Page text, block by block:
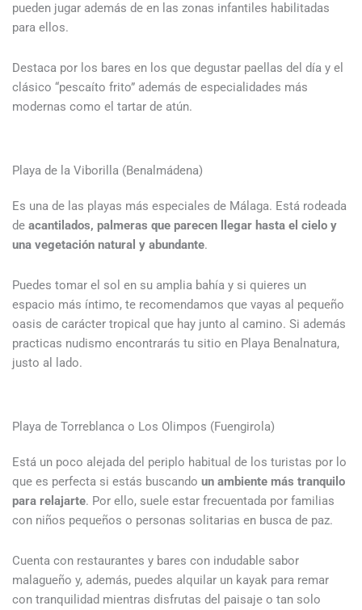
pueden jugar además de en las zonas infantiles habilitadas
para ellos.
Destaca por los bares en los que degustar paellas del día y el
clásico “pescaíto frito” además de especialidades más
modernas como el tartar de atún.
Playa de la Viborilla (Benalmádena)
Es una de las playas más especiales de Málaga. Está rodeada
de acantilados, palmeras que parecen llegar hasta el cielo y
una vegetación natural y abundante.
Puedes tomar el sol en su amplia bahía y si quieres un
espacio más íntimo, te recomendamos que vayas al pequeño
oasis de carácter tropical que hay junto al camino. Si además
practicas nudismo encontrarás tu sitio en Playa Benalnatura,
justo al lado.
Playa de Torreblanca o Los Olimpos (Fuengirola)
Está un poco alejada del periplo habitual de los turistas por lo
que es perfecta si estás buscando un ambiente más tranquilo
para relajarte. Por ello, suele estar frecuentada por familias
con niños pequeños o personas solitarias en busca de paz.
Cuenta con restaurantes y bares con indudable sabor
malagueño y, además, puedes alquilar un kayak para remar
con tranquilidad mientras disfrutas del paisaje o tan solo